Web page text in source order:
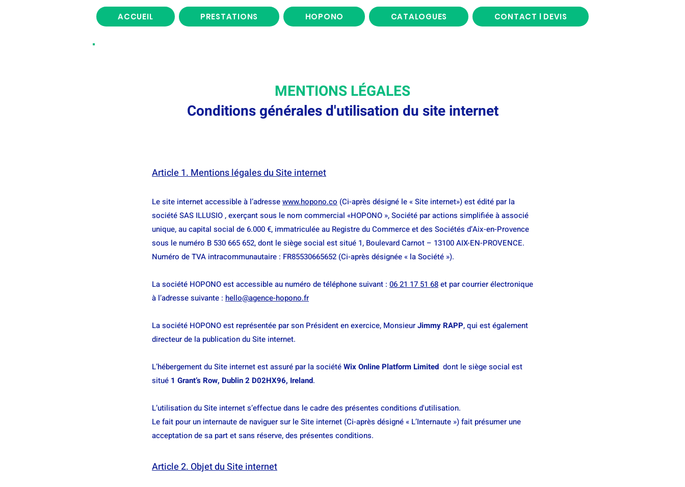
ACCUEIL PRESTATIONS HOPONO CATALOGUES CONTACT l DEVIS
MENTIONS LÉGALES
Conditions générales d'utilisation du site internet
Article 1. Mentions légales du Site internet
Le site internet accessible à l’adressewww.hopono.co (Ci-après désigné le « Site internet») est édité par la
société SAS ILLUSIO , exerçant sous le nom commercial «HOPONO », Société par actions simplifiée à associé
unique, au capital social de 6.000 €, immatriculée au Registre du Commerce et des Sociétés d’Aix-en-Provence
sous le numéro B 530 665 652, dont le siège social est situé 1, Boulevard Carnot – 13100 AIX-EN-PROVENCE.
Numéro de TVA intracommunautaire : FR85530665652 (Ci-après désignée « la Société »).
La société HOPONO est accessible au numéro de téléphone suivant : 06 21 17 51 68et par courrier électronique
à l’adresse suivante : hello@agence-hopono.fr
La société HOPONO est représentée par son Président en exercice, MonsieurJimmy RAPP, qui est également
directeur de la publication du Site internet.
L’hébergement du Site internet est assuré par la sociétéWix Online Platform Limited dont le siège social est
situé 1 Grant’s Row, Dublin 2 D02HX96, Ireland.
L’utilisation du Site internet s’effectue dans le cadre des présentes conditions d'utilisation.
Le fait pour un internaute de naviguer sur le Site internet (Ci-après désigné « L’Internaute ») fait présumer une
acceptation de sa part et sans réserve, des présentes conditions.
Article 2. Objet du Site internet